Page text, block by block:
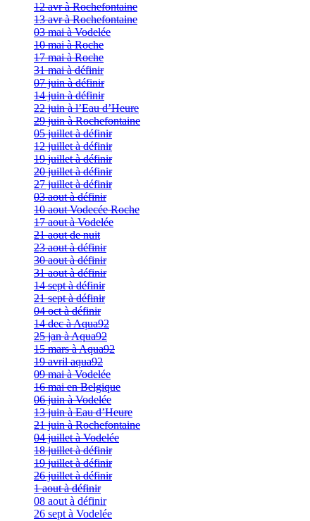
12 avr à Rochefontaine
13 avr à Rochefontaine
03 mai à Vodelée
10 mai à Roche
17 mai à Roche
31 mai à définir
07 juin à définir
14 juin à définir
22 juin à l’Eau d’Heure
29 juin à Rochefontaine
05 juillet à définir
12 juillet à définir
19 juillet à définir
20 juillet à définir
27 juillet à définir
03 aout à définir
10 aout Vodecée Roche
17 aout à Vodelée
21 aout de nuit
23 aout à définir
30 aout à définir
31 aout à définir
14 sept à définir
21 sept à définir
04 oct à définir
14 dec à Aqua92
25 jan à Aqua92
15 mars à Aqua92
19 avril aqua92
09 mai à Vodelée
16 mai en Belgique
06 juin à Vodelée
13 juin à Eau d’Heure
21 juin à Rochefontaine
04 juillet à Vodelée
18 juillet à définir
19 juillet à définir
26 juillet à définir
1 aout à définir
08 aout à définir
26 sept à Vodelée